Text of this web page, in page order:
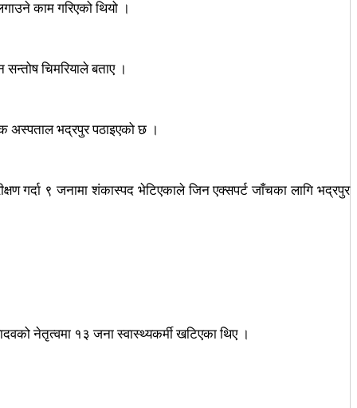
काम गरिएको थियो ।
चिमरियाले बताए ।
अस्पताल भद्रपुर पठाइएको छ ।
गर्दा ९ जनामा शंकास्पद भेटिएकाले जिन एक्सपर्ट जाँचका लागि भद्रपुर
नेतृत्वमा १३ जना स्वास्थ्यकर्मी खटिएका थिए ।